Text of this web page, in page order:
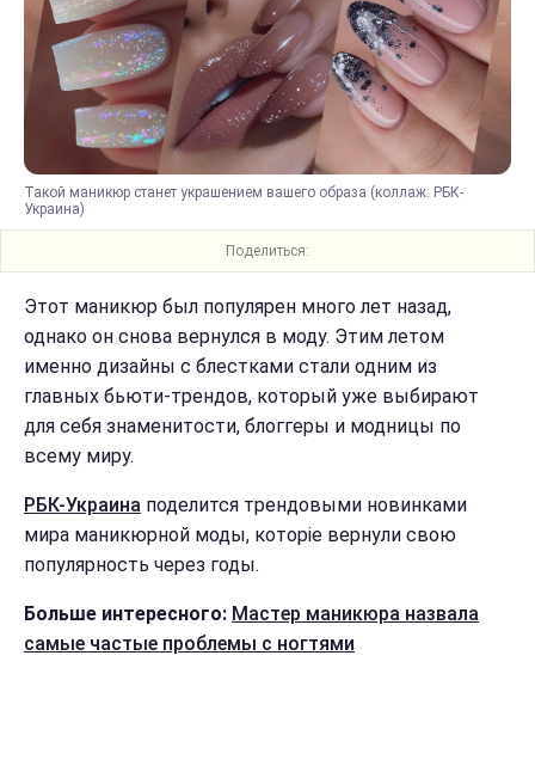
Такой маникюр станет украшением вашего образа (коллаж: РБК-
Украина)
Поделиться:
Этот маникюр был популярен много лет назад,
однако он снова вернулся в моду. Этим летом
именно дизайны с блестками стали одним из
главных бьюти-трендов, который уже выбирают
для себя знаменитости, блоггеры и модницы по
всему миру.
РБК-Украина поделится трендовыми новинками
мира маникюрной моды, которіе вернули свою
популярность через годы.
Больше интересного: Мастер маникюра назвала
самые частые проблемы с ногтями